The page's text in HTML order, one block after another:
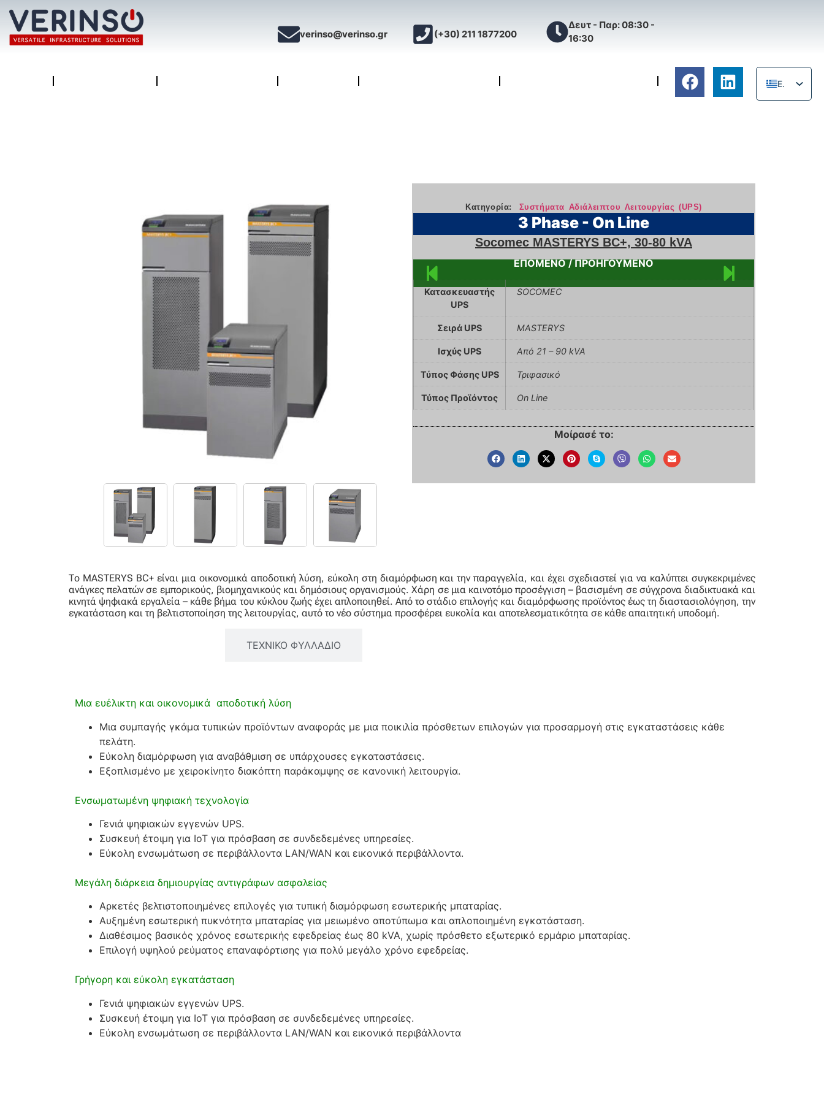
verinso@verinso.gr (+30) 211 1877200
Δευτ - Παρ: 08:30 -
16:30
EL
EN
Κατηγορία: Συστήματα Αδιάλειπτου Λειτουργίας (UPS)
3 Phase - On Line
Socomec MASTERYS BC+, 30-80 kVA
ΕΠΟΜΕΝΟ / ΠΡΟΗΓΟΥΜΕΝΟ
Μοίρασέ το:
Κατασκευαστής
UPS
SOCOMEC
Σειρά UPS MASTERYS
Ισχύς UPS Από 21 – 90 kVA
Τύπος Φάσης UPS Τριφασικό
Τύπος Προϊόντος On Line
Το MASTERYS BC+ είναι μια οικονομικά αποδοτική λύση, εύκολη στη διαμόρφωση και την παραγγελία, και έχει σχεδιαστεί για να καλύπτει συγκεκριμένες
ανάγκες πελατών σε εμπορικούς, βιομηχανικούς και δημόσιους οργανισμούς. Χάρη σε μια καινοτόμο προσέγγιση – βασισμένη σε σύγχρονα διαδικτυακά και
κινητά ψηφιακά εργαλεία – κάθε βήμα του κύκλου ζωής έχει απλοποιηθεί. Από το στάδιο επιλογής και διαμόρφωσης προϊόντος έως τη διαστασιολόγηση, την
εγκατάσταση και τη βελτιστοποίηση της λειτουργίας, αυτό το νέο σύστημα προσφέρει ευκολία και αποτελεσματικότητα σε κάθε απαιτητική υποδομή.
ΤΕΧΝΙΚΟ ΦΥΛΛΑΔΙΟ
Μια ευέλικτη και οικονομικά αποδοτική λύση
Μια συμπαγής γκάμα τυπικών προϊόντων αναφοράς με μια ποικιλία πρόσθετων επιλογών για προσαρμογή στις εγκαταστάσεις κάθε
πελάτη.
Εύκολη διαμόρφωση για αναβάθμιση σε υπάρχουσες εγκαταστάσεις.
Εξοπλισμένο με χειροκίνητο διακόπτη παράκαμψης σε κανονική λειτουργία.
Ενσωματωμένη ψηφιακή τεχνολογία
Γενιά ψηφιακών εγγενών UPS.
Συσκευή έτοιμη για IoT για πρόσβαση σε συνδεδεμένες υπηρεσίες.
Εύκολη ενσωμάτωση σε περιβάλλοντα LAN/WAN και εικονικά περιβάλλοντα.
Μεγάλη διάρκεια δημιουργίας αντιγράφων ασφαλείας
Αρκετές βελτιστοποιημένες επιλογές για τυπική διαμόρφωση εσωτερικής μπαταρίας.
Αυξημένη εσωτερική πυκνότητα μπαταρίας για μειωμένο αποτύπωμα και απλοποιημένη εγκατάσταση.
Διαθέσιμος βασικός χρόνος εσωτερικής εφεδρείας έως 80 kVA, χωρίς πρόσθετο εξωτερικό ερμάριο μπαταρίας.
Επιλογή υψηλού ρεύματος επαναφόρτισης για πολύ μεγάλο χρόνο εφεδρείας.
Γρήγορη και εύκολη εγκατάσταση
Γενιά ψηφιακών εγγενών UPS.
Συσκευή έτοιμη για IoT για πρόσβαση σε συνδεδεμένες υπηρεσίες.
Εύκολη ενσωμάτωση σε περιβάλλοντα LAN/WAN και εικονικά περιβάλλοντα